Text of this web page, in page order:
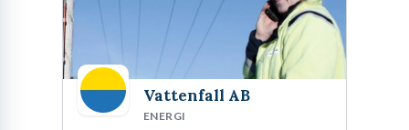
Vattenfall AB
ENERGI